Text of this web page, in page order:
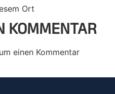
Ort
KOMMENTAR
einen Kommentar